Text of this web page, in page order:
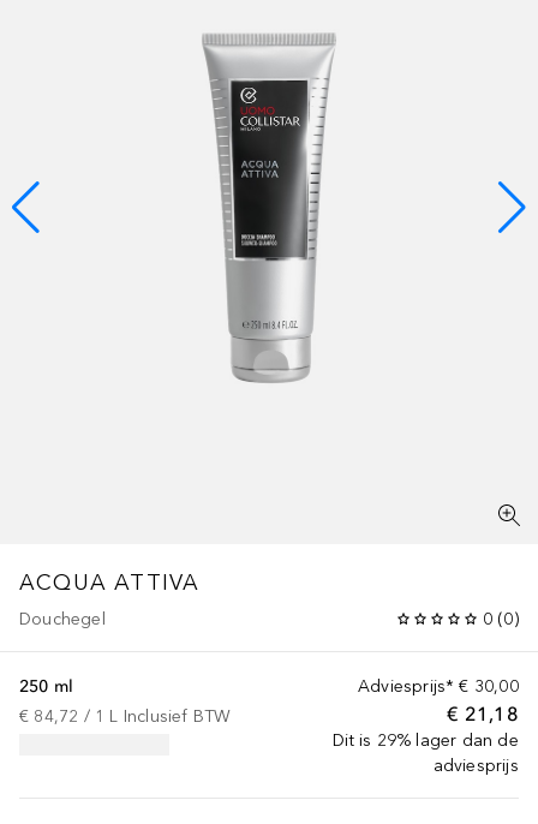
ACQUA ATTIVA
Douchegel 0 (0)
Adviesprijs* € 30,00
€ 21,18
Dit is 29% lager dan de
adviesprijs
250 ml
€ 84,72 / 1 L Inclusief BTW